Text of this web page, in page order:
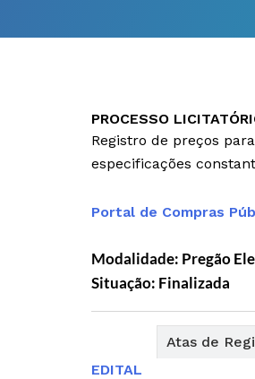
PROCESSO
Registro de preços
especificações
Portal de Compras
Modalidade: Pregão
Situação: Finalizada
Atas de
EDITAL